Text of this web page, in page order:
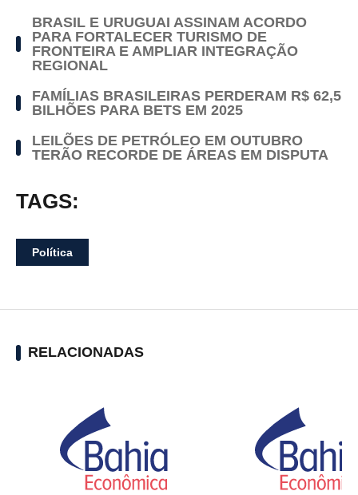
BRASIL E URUGUAI ASSINAM ACORDO
PARA FORTALECER TURISMO DE
FRONTEIRA E AMPLIAR INTEGRAÇÃO
REGIONAL
FAMÍLIAS BRASILEIRAS PERDERAM R$ 62,5
BILHÕES PARA BETS EM 2025
LEILÕES DE PETRÓLEO EM OUTUBRO
TERÃO RECORDE DE ÁREAS EM DISPUTA
TAGS:
Política
RELACIONADAS